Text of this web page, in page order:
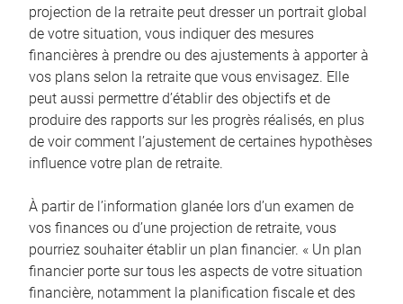
projection de la retraite peut dresser un portrait global
de votre situation, vous indiquer des mesures
financières à prendre ou des ajustements à apporter à
vos plans selon la retraite que vous envisagez. Elle
peut aussi permettre d’établir des objectifs et de
produire des rapports sur les progrès réalisés, en plus
de voir comment l’ajustement de certaines hypothèses
influence votre plan de retraite.
À partir de l’information glanée lors d’un examen de
vos finances ou d’une projection de retraite, vous
pourriez souhaiter établir un plan financier. « Un plan
financier porte sur tous les aspects de votre situation
financière, notamment la planification fiscale et des